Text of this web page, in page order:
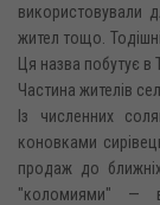
використовували
жител тощо.
Ця назва побутує в
Частина жителів
Із численних
коновками
продаж до
"коломиями" —